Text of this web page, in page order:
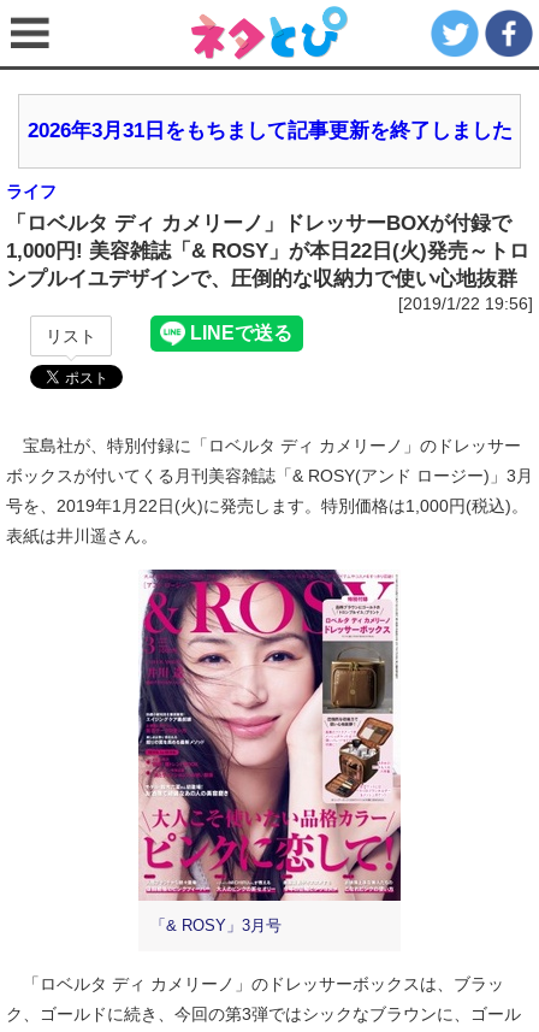
2026年3月31日をもちまして記事更新を終了しました
ライフ
「ロベルタ ディ カメリーノ」ドレッサーBOXが付録で
1,000円! 美容雑誌「& ROSY」が本日22日(火)発売～トロ
ンプルイユデザインで、圧倒的な収納力で使い心地抜群
[2019/1/22 19:56]
リスト
宝島社が、特別付録に「ロベルタ ディ カメリーノ」のドレッサー
ボックスが付いてくる月刊美容雑誌「& ROSY(アンド ロージー)」3月
号を、2019年1月22日(火)に発売します。特別価格は1,000円(税込)。
表紙は井川遥さん。
「& ROSY」3月号
「ロベルタ ディ カメリーノ」のドレッサーボックスは、ブラッ
ク、ゴールドに続き、今回の第3弾ではシックなブラウンに、ゴール